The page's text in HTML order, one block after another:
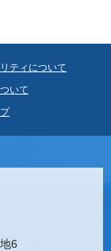
ティについて
いて
6